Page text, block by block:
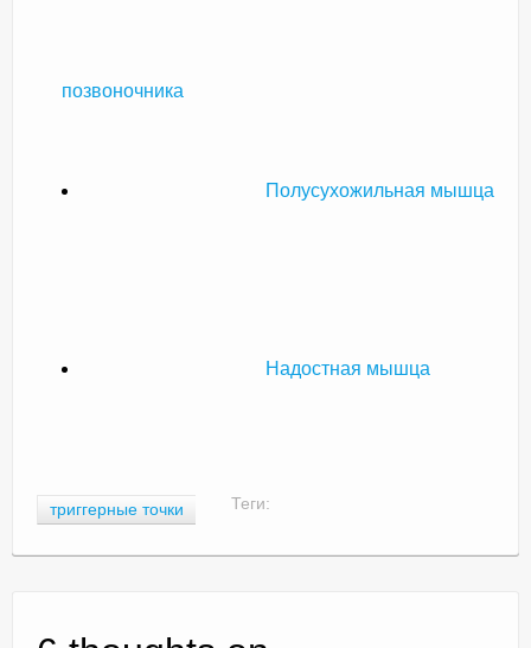
позвоночника
Полусухожильная мышца
Надостная мышца
Теги:
триггерные точки